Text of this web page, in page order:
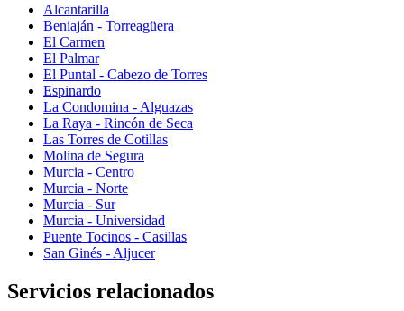
Alcantarilla
Beniaján - Torreagüera
El Carmen
El Palmar
El Puntal - Cabezo de Torres
Espinardo
La Condomina - Alguazas
La Raya - Rincón de Seca
Las Torres de Cotillas
Molina de Segura
Murcia - Centro
Murcia - Norte
Murcia - Sur
Murcia - Universidad
Puente Tocinos - Casillas
San Ginés - Aljucer
Servicios relacionados